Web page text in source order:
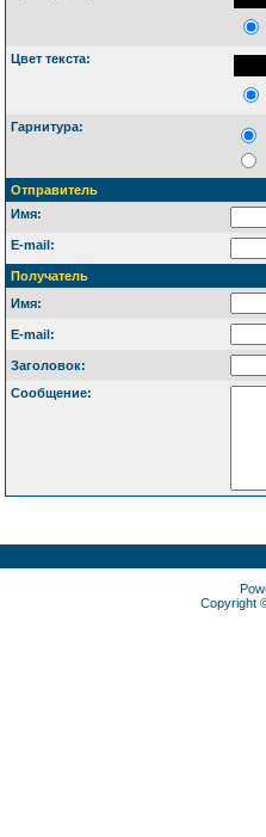
Цвет текста:
Гарнитура:
Отправитель
Имя:
E-mail:
Получатель
Имя:
E-mail:
Заголовок:
Сообщение:
Copyright